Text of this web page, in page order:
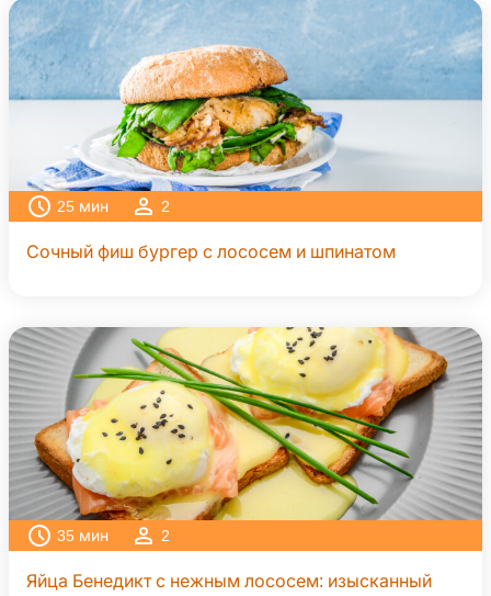
25 мин 2
Сочный фиш бургер с лососем и шпинатом
35 мин 2
Яйца Бенедикт с нежным лососем: изысканный